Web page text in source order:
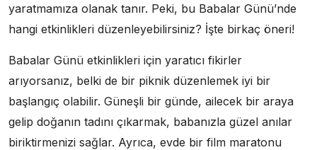
yaratmamıza olanak tanır. Peki, bu Babalar Günü’nde
hangi etkinlikleri düzenleyebilirsiniz? İşte birkaç öneri!
Babalar Günü etkinlikleri için yaratıcı fikirler
arıyorsanız, belki de bir piknik düzenlemek iyi bir
başlangıç olabilir. Güneşli bir günde, ailecek bir araya
gelip doğanın tadını çıkarmak, babanızla güzel anılar
biriktirmenizi sağlar. Ayrıca, evde bir film maratonu